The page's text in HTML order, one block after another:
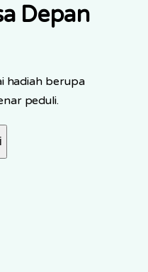
Depan
hadiah berupa
peduli.